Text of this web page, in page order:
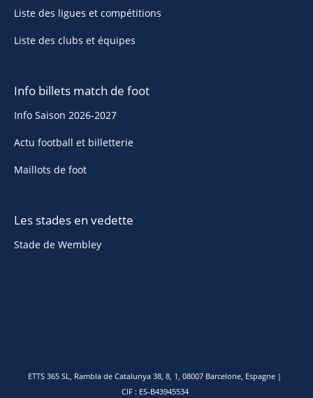
Liste des ligues et compétitions
Liste des clubs et équipes
Info billets match de foot
Info Saison 2026-2027
Actu football et billetterie
Maillots de foot
Les stades en vedette
Stade de Wembley
ETTS 365 SL, Rambla de Catalunya 38, 8, 1, 08007 Barcelone, Espagne |
CIF : ES-B43945534